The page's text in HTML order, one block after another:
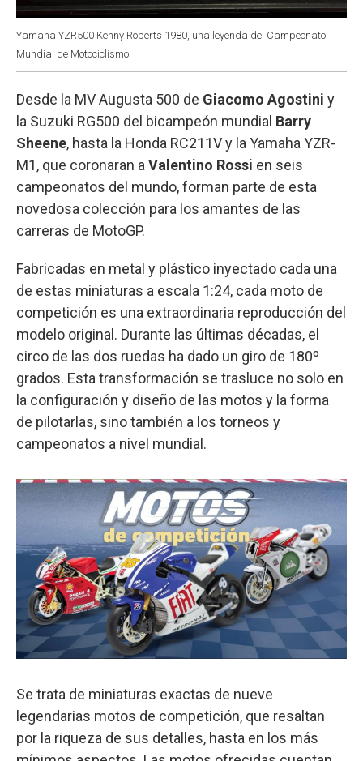
Yamaha YZR500 Kenny Roberts 1980, una leyenda del Campeonato
Mundial de Motociclismo.
Desde la MV Augusta 500 de Giacomo Agostini y
la Suzuki RG500 del bicampeón mundial Barry
Sheene, hasta la Honda RC211V y la Yamaha YZR-
M1, que coronaran a Valentino Rossi en seis
campeonatos del mundo, forman parte de esta
novedosa colección para los amantes de las
carreras de MotoGP.
Fabricadas en metal y plástico inyectado cada una
de estas miniaturas a escala 1:24, cada moto de
competición es una extraordinaria reproducción del
modelo original. Durante las últimas décadas, el
circo de las dos ruedas ha dado un giro de 180º
grados. Esta transformación se trasluce no solo en
la configuración y diseño de las motos y la forma
de pilotarlas, sino también a los torneos y
campeonatos a nivel mundial.
Se trata de miniaturas exactas de nueve
legendarias motos de competición, que resaltan
por la riqueza de sus detalles, hasta en los más